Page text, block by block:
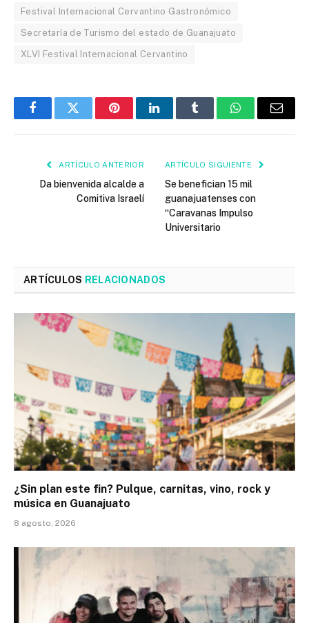
Festival Internacional Cervantino Gastronómico
Secretaría de Turismo del estado de Guanajuato
XLVI Festival Internacional Cervantino
FacebookTwitter PinterestLinkedInTumblr WhatsAppEmail
ARTÍCULO ANTERIOR
Da bienvenida alcalde a
Comitiva Israelí
ARTÍCULO SIGUIENTE
Se benefician 15 mil
guanajuatenses con
“Caravanas Impulso
Universitario
ARTÍCULOS RELACIONADOS
¿Sin plan este fin? Pulque, carnitas, vino, rock y
música en Guanajuato
8 agosto, 2026